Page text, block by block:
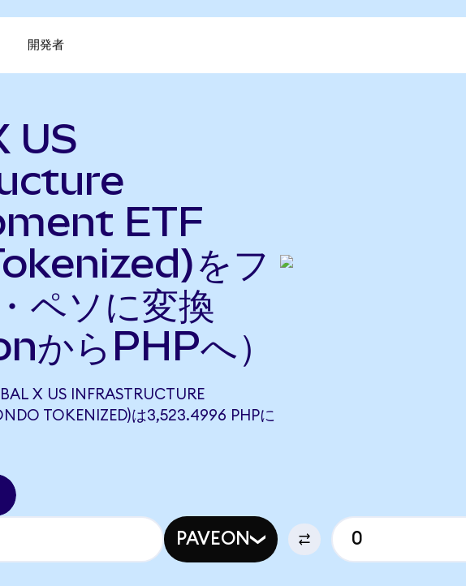
開発者
US
ETF
をフ
ペソに変換
からPHPへ）
X US INFRASTRUCTURE
TOKENIZED)は3,523.4996 PHPに
PAVEON